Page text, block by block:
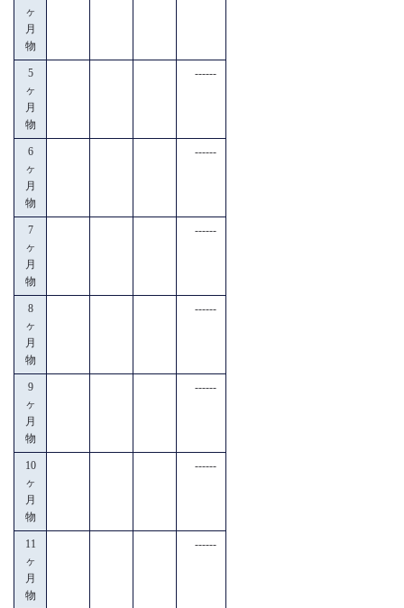
ヶ
月
物
5
ヶ
月
物
------
6
ヶ
月
物
------
7
ヶ
月
物
------
8
ヶ
月
物
------
9
ヶ
月
物
------
10
ヶ
月
物
------
11
ヶ
月
物
------